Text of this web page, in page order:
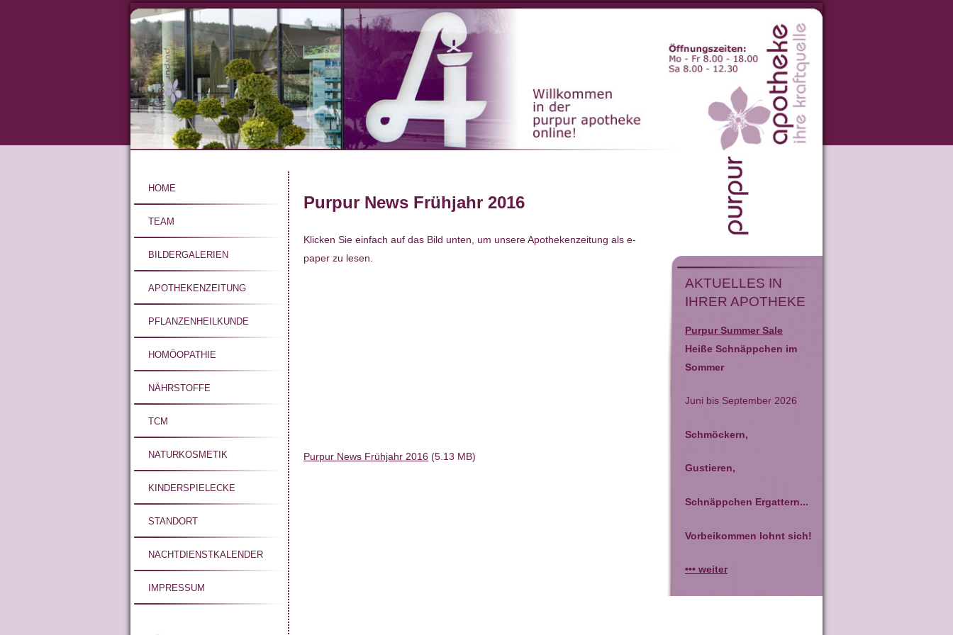
Hauptnavigation
HOME
TEAM
BILDERGALERIEN
APOTHEKENZEITUNG
PFLANZENHEILKUNDE
HOMÖOPATHIE
NÄHRSTOFFE
TCM
NATURKOSMETIK
KINDERSPIELECKE
STANDORT
NACHTDIENSTKALENDER
IMPRESSUM
Purpur News Frühjahr 2016
Klicken Sie einfach auf das Bild unten, um unsere Apothekenzeitung als e-
paper zu lesen.
Purpur News Frühjahr 2016 (5.13 MB)
AKTUELLES IN
IHRER APOTHEKE
Purpur Summer Sale
Heiße Schnäppchen im
Sommer
Juni bis September 2026
Schmöckern,
Gustieren,
Schnäppchen Ergattern...
Vorbeikommen lohnt sich!
••• weiter